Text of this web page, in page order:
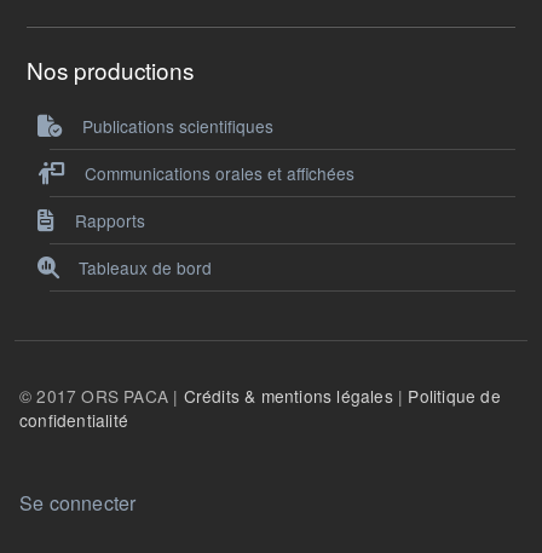
Nos productions
Publications scientifiques
Communications orales et affichées
Rapports
Tableaux de bord
© 2017 ORS PACA | Crédits & mentions légales| Politique de
confidentialité
User account menu
Se connecter